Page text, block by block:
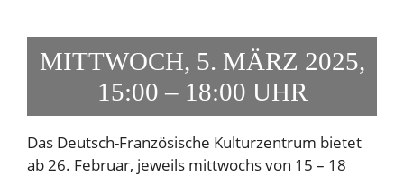
MITTWOCH, 5. MÄRZ 2025,
15:00 – 18:00 UHR
Das Deutsch-Französische Kulturzentrum bietet
ab 26. Februar, jeweils mittwochs von 15 – 18